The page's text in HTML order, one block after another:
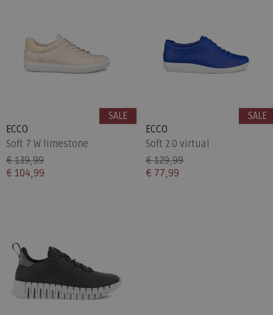
ECCO
Soft 7 W limestone
€ 139,99
€ 104,99
SALE
ECCO
Soft 2.0 virtual
€ 129,99
€ 77,99
SALE